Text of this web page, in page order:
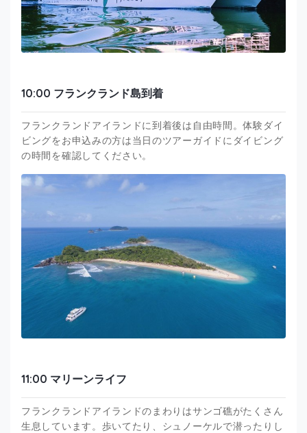
10:00 フランクランド島到着
フランクランドアイランドに到着後は自由時間。体験ダイ
ビングをお申込みの方は当日のツアーガイドにダイビング
の時間を確認してください。
11:00 マリーンライフ
フランクランドアイランドのまわりはサンゴ礁がたくさん
生息しています。歩いてたり、シュノーケルで潜ったりし